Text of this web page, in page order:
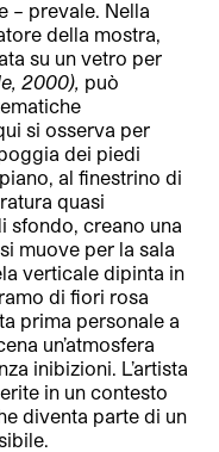
– prevale. Nella
della mostra,
su un vetro per
2000), può
si osserva per
dei piedi
al finestrino di
quasi
sfondo, creano una
muove per la sala
verticale dipinta in
di fiori rosa
prima personale a
un’atmosfera
inibizioni. L’artista
in un contesto
diventa parte di un